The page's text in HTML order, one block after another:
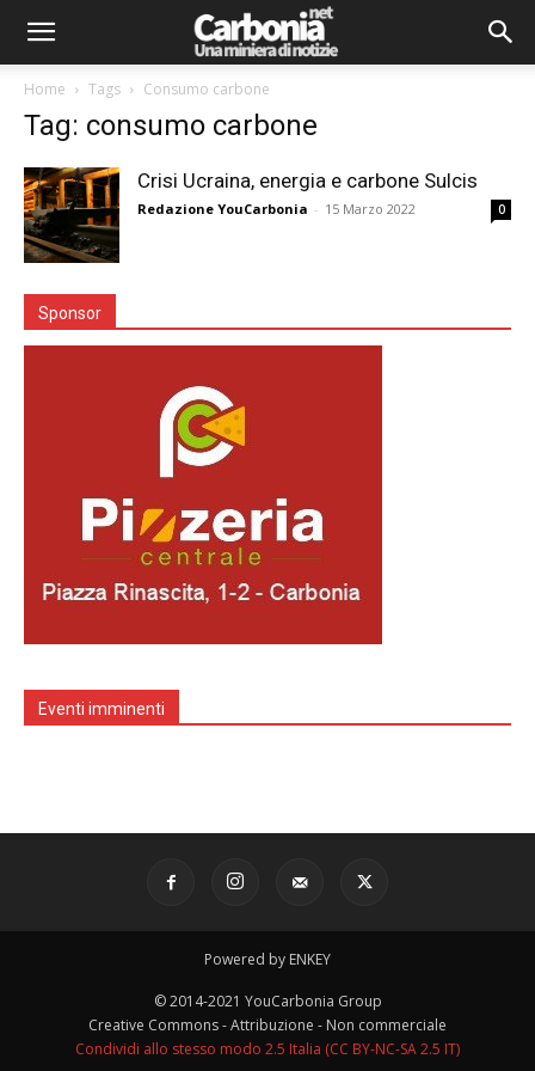
Home Tags Consumo carbone
Tag: consumo carbone
Crisi Ucraina, energia e carbone Sulcis
Redazione YouCarbonia - 15 Marzo 2022 0
Sponsor
Eventi imminenti
Powered by ENKEY
© 2014-2021 YouCarbonia Group
Creative Commons - Attribuzione - Non commerciale
Condividi allo stesso modo 2.5 Italia (CC BY-NC-SA 2.5 IT)